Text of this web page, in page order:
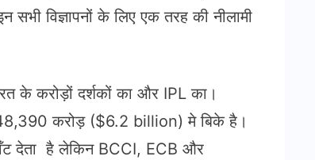
सभी विज्ञापनों के लिए एक तरह की नीलामी
के करोड़ों दर्शकों का और IPL का।
करोड़ ($6.2 billion) मे बिके है।
देता है लेकिन BCCI, ECB और